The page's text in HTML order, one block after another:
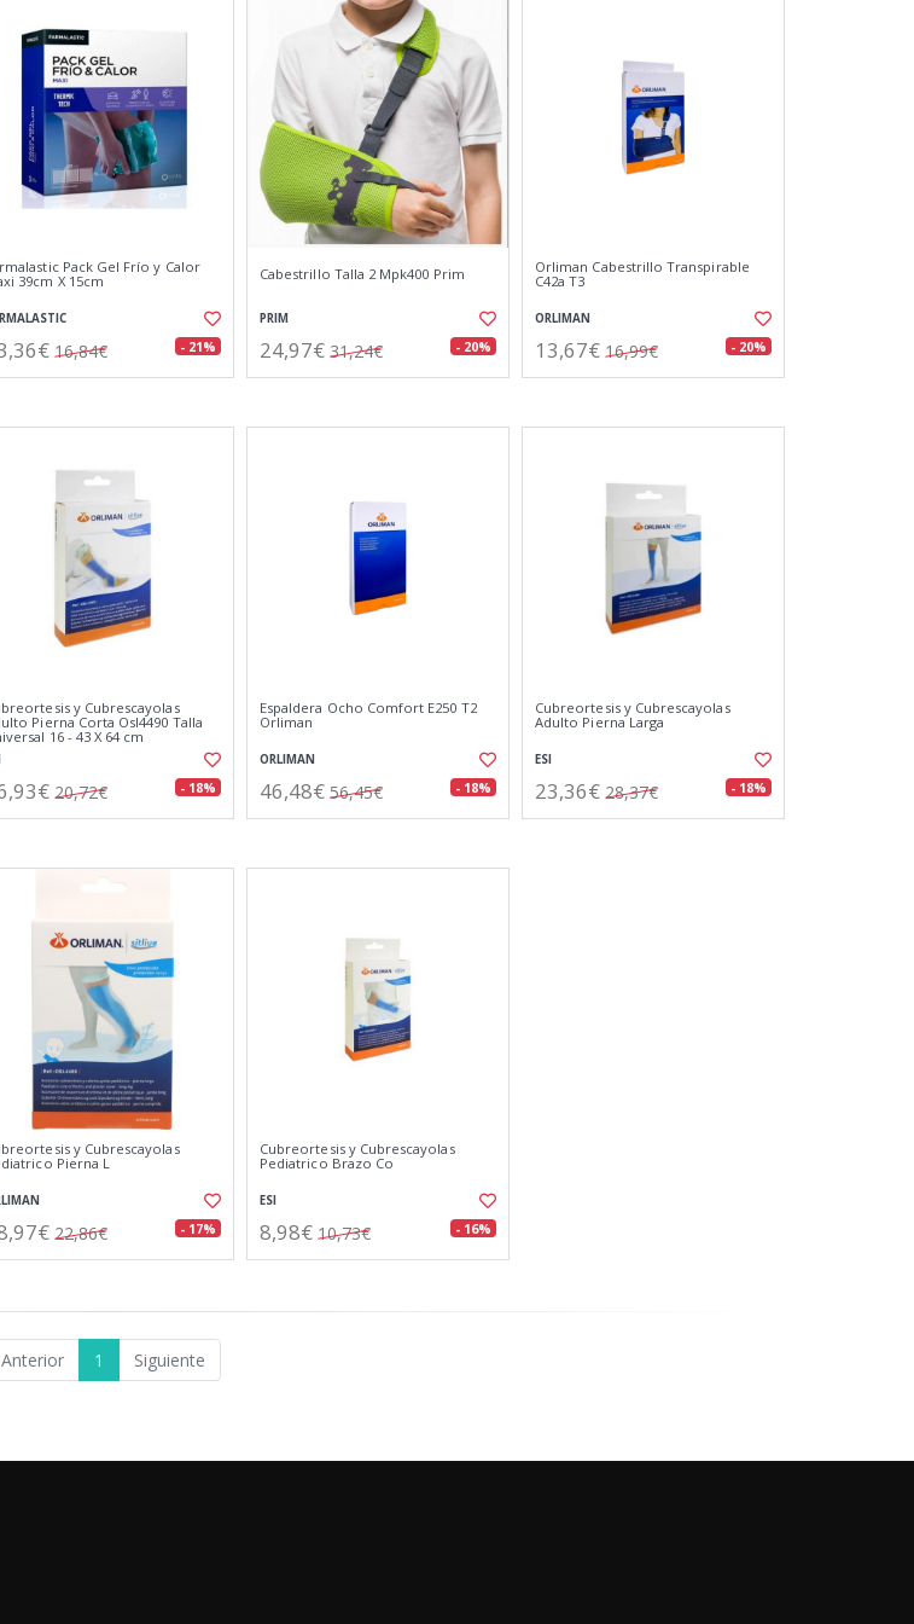
Pack Gel Frío y Calor
39cm X 15cm
16,84€ - 21%
Cabestrillo Talla 2 Mpk400 Prim
PRIM
24,97€ 31,24€ - 20%
Orliman Cabestrillo Transpirable
C42a T3
ORLIMAN
13,67€ 16,99€ - 20%
y Cubrescayolas
Pierna Corta Osl4490 Talla
16 - 43 X 64 cm
20,72€ - 18%
Espaldera Ocho Comfort E250 T2
Orliman
ORLIMAN
46,48€ 56,45€ - 18%
Cubreortesis y Cubrescayolas
Adulto Pierna Larga
ESI
23,36€ 28,37€ - 18%
y Cubrescayolas
Pierna L
22,86€ - 17%
Cubreortesis y Cubrescayolas
Pediatrico Brazo Co
ESI
8,98€ 10,73€ - 16%
Anterior 1 Siguiente